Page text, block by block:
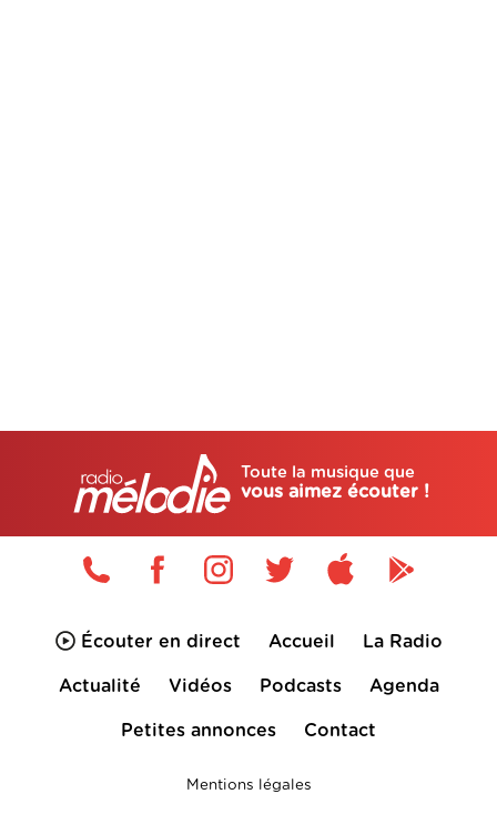
Toute la musique que
vous aimez écouter !
Écouter en direct Accueil La Radio
Actualité Vidéos Podcasts Agenda
Petites annonces Contact
Mentions légales